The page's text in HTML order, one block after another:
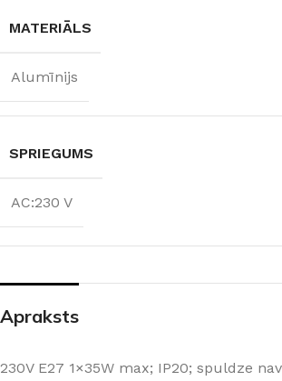
MATERIĀLS
Alumīnijs
SPRIEGUMS
AC:230 V
Apraksts
230V E27 1×35W max; IP20; spuldze